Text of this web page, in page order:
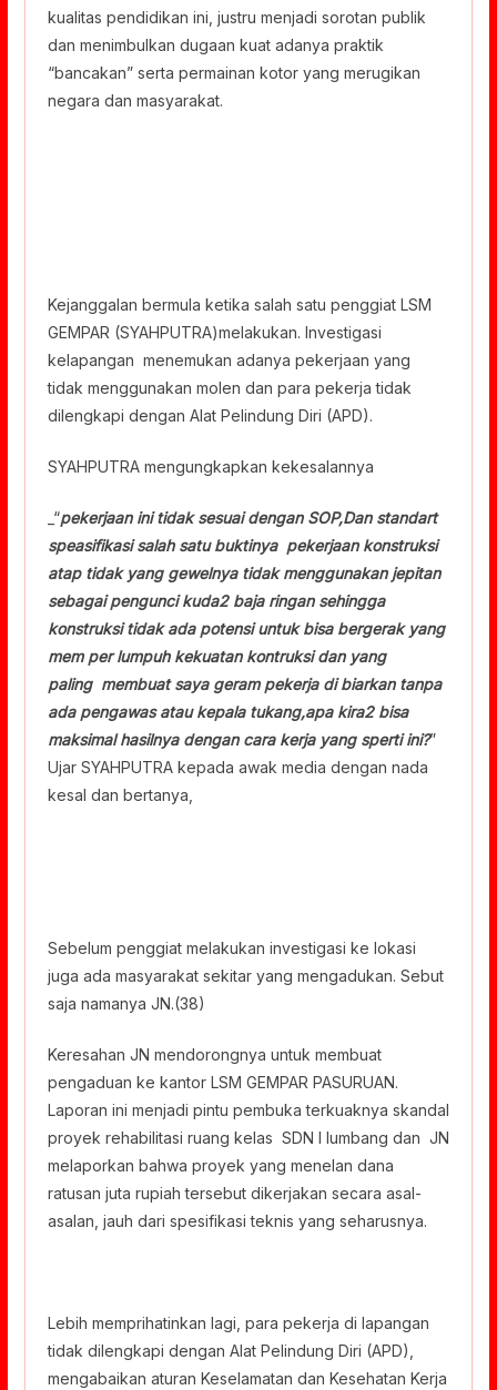
kualitas pendidikan ini, justru menjadi sorotan publik
dan menimbulkan dugaan kuat adanya praktik
“bancakan” serta permainan kotor yang merugikan
negara dan masyarakat.
Kejanggalan bermula ketika salah satu penggiat LSM
GEMPAR (SYAHPUTRA)melakukan. Investigasi
kelapangan menemukan adanya pekerjaan yang
tidak menggunakan molen dan para pekerja tidak
dilengkapi dengan Alat Pelindung Diri (APD).
SYAHPUTRA mengungkapkan kekesalannya
_“pekerjaan ini tidak sesuai dengan SOP,Dan standart
speasifikasi salah satu buktinya pekerjaan konstruksi
atap tidak yang gewelnya tidak menggunakan jepitan
sebagai pengunci kuda2 baja ringan sehingga
konstruksi tidak ada potensi untuk bisa bergerak yang
mem per lumpuh kekuatan kontruksi dan yang
paling membuat saya geram pekerja di biarkan tanpa
ada pengawas atau kepala tukang,apa kira2 bisa
maksimal hasilnya dengan cara kerja yang sperti ini?”
Ujar SYAHPUTRA kepada awak media dengan nada
kesal dan bertanya,
Sebelum penggiat melakukan investigasi ke lokasi
juga ada masyarakat sekitar yang mengadukan. Sebut
saja namanya JN.(38)
Keresahan JN mendorongnya untuk membuat
pengaduan ke kantor LSM GEMPAR PASURUAN.
Laporan ini menjadi pintu pembuka terkuaknya skandal
proyek rehabilitasi ruang kelas SDN I lumbang dan JN
melaporkan bahwa proyek yang menelan dana
ratusan juta rupiah tersebut dikerjakan secara asal-
asalan, jauh dari spesifikasi teknis yang seharusnya.
Lebih memprihatinkan lagi, para pekerja di lapangan
tidak dilengkapi dengan Alat Pelindung Diri (APD),
mengabaikan aturan Keselamatan dan Kesehatan Kerja